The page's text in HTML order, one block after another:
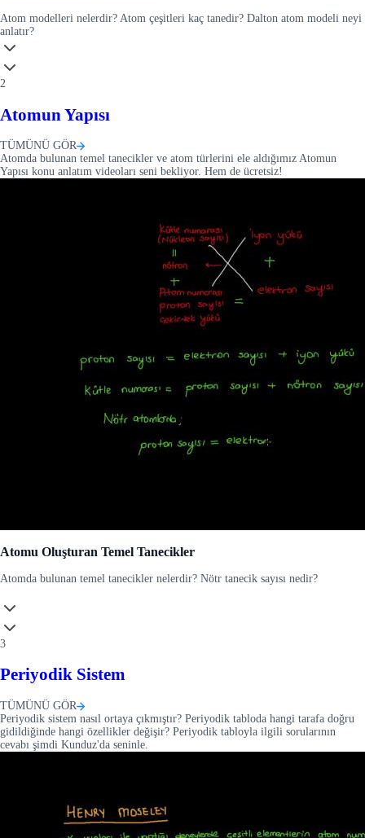
Atom modelleri nelerdir? Atom çeşitleri kaç tanedir? Dalton atom modeli neyi
anlatır?
2
Atomun Yapısı
TÜMÜNÜ GÖR
Atomda bulunan temel tanecikler ve atom türlerini ele aldığımız Atomun
Yapısı konu anlatım videoları seni bekliyor. Hem de ücretsiz!
Atomu Oluşturan Temel Tanecikler
Atomda bulunan temel tanecikler nelerdir? Nötr tanecik sayısı nedir?
3
Periyodik Sistem
TÜMÜNÜ GÖR
Periyodik sistem nasıl ortaya çıkmıştır? Periyodik tabloda hangi tarafa doğru
gidildiğinde hangi özellikler değişir? Periyodik tabloyla ilgili sorularının
cevabı şimdi Kunduz'da seninle.